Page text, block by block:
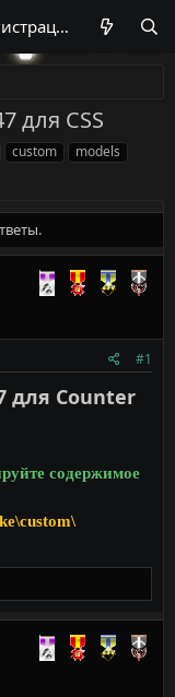
Регистрация
для CSS
custom
models
#1
для Counter
содержимое